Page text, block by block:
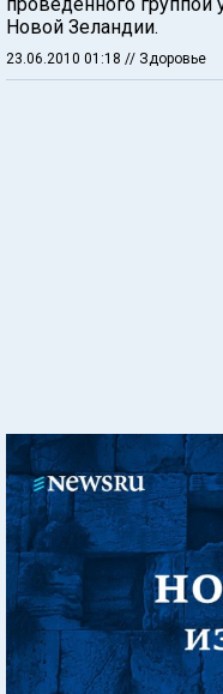
Новой Зеландии.
23.06.2010 01:18 // Здоровье